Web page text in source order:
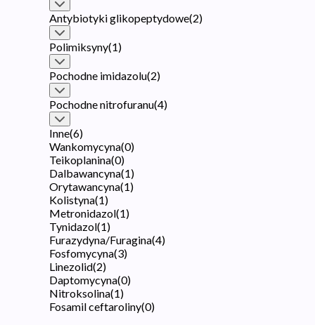
Antybiotyki glikopeptydowe(2)
Polimiksyny(1)
Pochodne imidazolu(2)
Pochodne nitrofuranu(4)
Inne(6)
Wankomycyna(0)
Teikoplanina(0)
Dalbawancyna(1)
Orytawancyna(1)
Kolistyna(1)
Metronidazol(1)
Tynidazol(1)
Furazydyna/Furagina(4)
Fosfomycyna(3)
Linezolid(2)
Daptomycyna(0)
Nitroksolina(1)
Fosamil ceftaroliny(0)